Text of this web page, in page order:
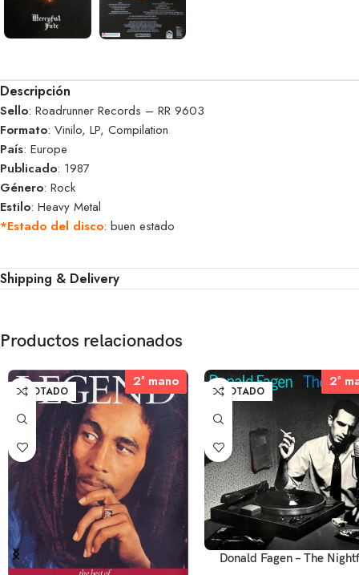
Descripción
Sello: Roadrunner Records – RR 9603
Formato: Vinilo, LP, Compilation
País: Europe
Publicado: 1987
Género: Rock
Estilo: Heavy Metal
*Estado del disco: buen estado
Shipping & Delivery
Productos relacionados
AGOTADO
2ª mano
2ª mano
AGOTADO
2ª
2ª
Donald Fagen – The